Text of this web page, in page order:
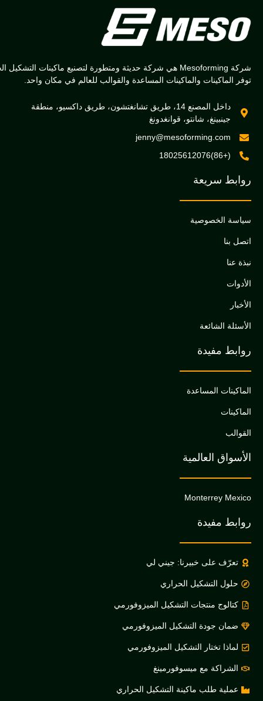
شركة Mesoforming هي شركة حديثة ومتطورة لتصنيع ماكينات التشكيل الحراري التي
والماكينات المساعدة والقوالب للعالم في مكان واحد.
داخل المصنع 14، طريق تشانغتشون، طريق داكسيو، منطقة
شانتو، قوانغدونغ
سريعة
المساعدة
العالمية
على خبيرنا: جيني لي
التشكيل الحراري
منتجات التشكيل الميزوفورمي
جودة التشكيل الميزوفورمي
تختار التشكيل الميزوفورمي
مع ميسوفورمينغ
طلب ماكينة التشكيل الحراري